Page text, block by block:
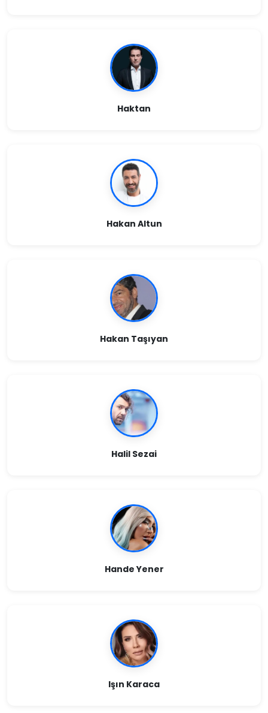
Haktan
Hakan Altun
Hakan Taşıyan
Halil Sezai
Hande Yener
Işın Karaca